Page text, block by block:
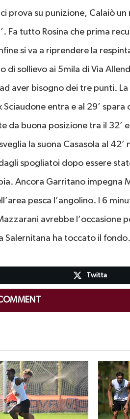
prova su punizione, Calaiò
Fa tutto Rosina che prima
si va a riprendere la
di sollievo ai 5mila di Via
aver bisogno dei tre punti.
entra e al 29’ spara
buona posizione tra il 32’ e
la suona Casasola al 42’
spogliatoi dopo essere
Ancora Garritano impegna
pesca l’angolino. I 6
avrebbe l’occasione
Salernitana ha toccato il fondo.
Twitta